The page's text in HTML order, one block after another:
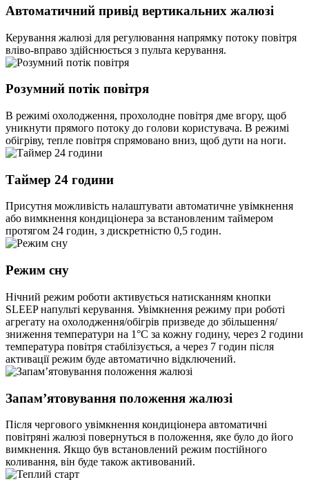
Автоматичний привід вертикальних жалюзі
Керування жалюзі для регулювання напрямку потоку повітря
вліво-вправо здійснюється з пульта керування.
Розумний потік повітря
В режимі охолодження, прохолодне повітря дме вгору, щоб
уникнути прямого потоку до голови користувача. В режимі
обігріву, тепле повітря спрямовано вниз, щоб дути на ноги.
Таймер 24 години
Присутня можливість налаштувати автоматичне увімкнення
або вимкнення кондиціонера за встановленим таймером
протягом 24 годин, з дискретністю 0,5 годин.
Режим сну
Нічний режим роботи активується натисканням кнопки
SLEEP напульті керування. Увімкнення режиму при роботі
агрегату на охолодження/обігрів призведе до збільшення/
зниження температури на 1°С за кожну годину, через 2 години
температура повітря стабілізується, а через 7 годин після
активації режим буде автоматично відключений.
Запам’ятовування положення жалюзі
Після чергового увімкнення кондиціонера автоматичні
повітряні жалюзі повернуться в положення, яке було до його
вимкнення. Якщо був встановлений режим постійного
коливання, він буде також активований.